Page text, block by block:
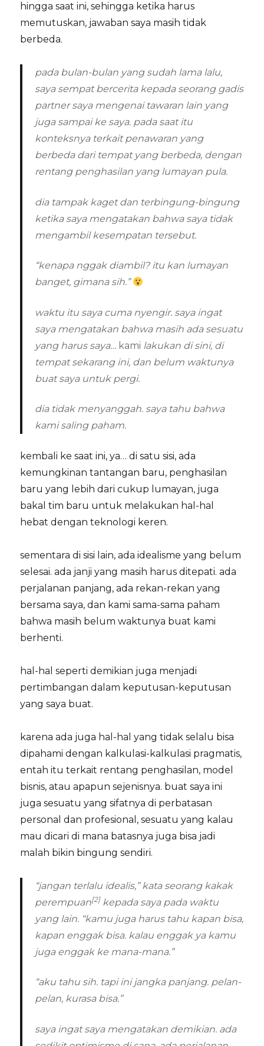
hingga saat ini, sehingga ketika harus
memutuskan, jawaban saya masih tidak
berbeda.
pada bulan-bulan yang sudah lama lalu,
saya sempat bercerita kepada seorang gadis
partner saya mengenai tawaran lain yang
juga sampai ke saya. pada saat itu
konteksnya terkait penawaran yang
berbeda dari tempat yang berbeda, dengan
rentang penghasilan yang lumayan pula.
dia tampak kaget dan terbingung-bingung
ketika saya mengatakan bahwa saya tidak
mengambil kesempatan tersebut.
“kenapa nggak diambil? itu kan lumayan
banget, gimana sih.”
waktu itu saya cuma nyengir. saya ingat
saya mengatakan bahwa masih ada sesuatu
yang harus saya… kami lakukan di sini, di
tempat sekarang ini, dan belum waktunya
buat saya untuk pergi.
dia tidak menyanggah. saya tahu bahwa
kami saling paham.
kembali ke saat ini, ya… di satu sisi, ada
kemungkinan tantangan baru, penghasilan
baru yang lebih dari cukup lumayan, juga
bakal tim baru untuk melakukan hal-hal
hebat dengan teknologi keren.
sementara di sisi lain, ada idealisme yang belum
selesai. ada janji yang masih harus ditepati. ada
perjalanan panjang, ada rekan-rekan yang
bersama saya, dan kami sama-sama paham
bahwa masih belum waktunya buat kami
berhenti.
hal-hal seperti demikian juga menjadi
pertimbangan dalam keputusan-keputusan
yang saya buat.
karena ada juga hal-hal yang tidak selalu bisa
dipahami dengan kalkulasi-kalkulasi pragmatis,
entah itu terkait rentang penghasilan, model
bisnis, atau apapun sejenisnya. buat saya ini
juga sesuatu yang sifatnya di perbatasan
personal dan profesional, sesuatu yang kalau
mau dicari di mana batasnya juga bisa jadi
malah bikin bingung sendiri.
“jangan terlalu idealis,” kata seorang kakak
perempuan[2]kepada saya pada waktu
yang lain. “kamu juga harus tahu kapan bisa,
kapan enggak bisa. kalau enggak ya kamu
juga enggak ke mana-mana.”
“aku tahu sih. tapi ini jangka panjang. pelan-
pelan, kurasa bisa.”
saya ingat saya mengatakan demikian. ada